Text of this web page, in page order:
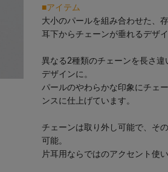
■アイテム
大小のパールを組み合わせた、
耳下からチェーンが垂れるデザ
異なる2種類のチェーンを長さ
デザインに。
パールのやわらかな印象にチェ
ンスに仕上げています。
チェーンは取り外し可能で、そ
可能。
片耳用ならではのアクセント使